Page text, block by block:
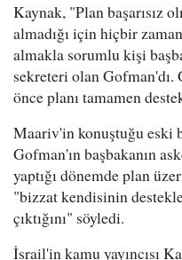
Kaynak, "Plan başarısız
almadığı için hiçbir
almakla sorumlu kişi
sekreteri olan Gofman'dı.
önce planı tamamen
Maariv'in konuştuğu eski
Gofman'ın başbakanın
yaptığı dönemde plan
"bizzat kendisinin
çıktığını" söyledi.
İsrail'in kamu yayıncısı